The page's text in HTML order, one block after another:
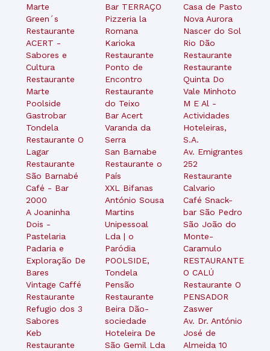
Marte
Green´s
Restaurante
ACERT -
Sabores e
Cultura
Restaurante
Marte
Poolside
Gastrobar
Tondela
Restaurante O
Lagar
Restaurante
São Barnabé
Café - Bar
2000
A Joaninha
Dois -
Pastelaria
Padaria e
Exploração De
Bares
Vintage Caffé
Restaurante
Refugio dos 3
Sabores
Keb
Restaurante
Bar TERRAÇO
Pizzeria la
Romana
Karioka
Restaurante
Ponto de
Encontro
Restaurante
do Teixo
Bar Acert
Varanda da
Serra
San Barnabe
Restaurante o
País
XXL Bifanas
António Sousa
Martins
Unipessoal
Lda | o
Paródia
POOLSIDE,
Tondela
Pensão
Restaurante
Beira Dão-
sociedade
Hoteleira De
São Gemil Lda
Casa de Pasto
Nova Aurora
Nascer do Sol
Rio Dão
Restaurante
Restaurante
Quinta Do
Vale Minhoto
M E Al -
Actividades
Hoteleiras,
S.A.
Av. Emigrantes
252
Restaurante
Calvario
Café Snack-
bar São Pedro
São João do
Monte-
Caramulo
RESTAURANTE
O CALÚ
Restaurante O
PENSADOR
Zaswer
Av. Dr. António
José de
Almeida 10